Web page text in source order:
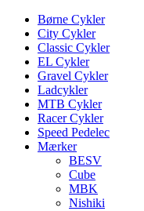
Børne Cykler
City Cykler
Classic Cykler
EL Cykler
Gravel Cykler
Ladcykler
MTB Cykler
Racer Cykler
Speed Pedelec
Mærker
BESV
Cube
MBK
Nishiki